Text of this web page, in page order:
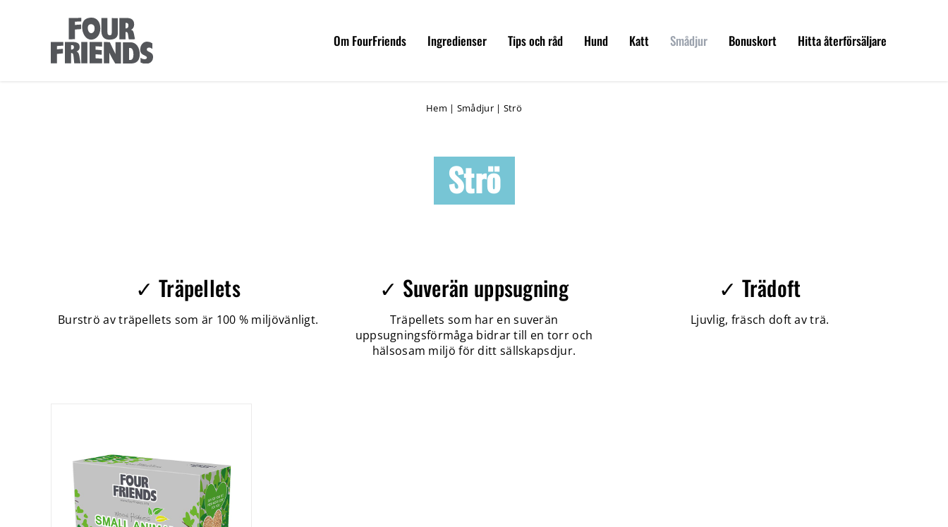
Om FourFriends Ingredienser Tips och råd Hund Katt Smådjur Bonuskort Hitta återförsäljare
Hem | Smådjur| Strö
Strö
✓ Träpellets
Burströ av träpellets som är 100 % miljövänligt.
✓ Suverän uppsugning
Träpellets som har en suverän
uppsugningsförmåga bidrar till en torr och
hälsosam miljö för ditt sällskapsdjur.
✓ Trädoft
Ljuvlig, fräsch doft av trä.